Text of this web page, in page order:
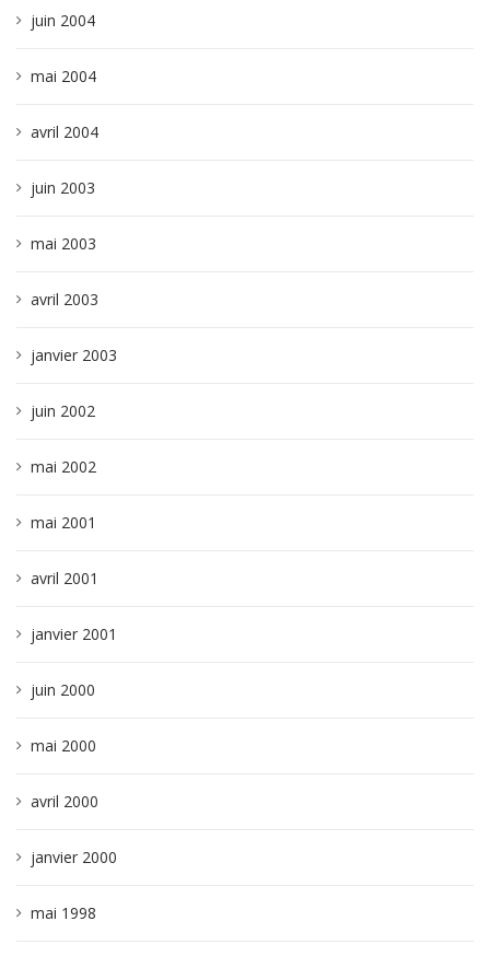
juin 2004
mai 2004
avril 2004
juin 2003
mai 2003
avril 2003
janvier 2003
juin 2002
mai 2002
mai 2001
avril 2001
janvier 2001
juin 2000
mai 2000
avril 2000
janvier 2000
mai 1998